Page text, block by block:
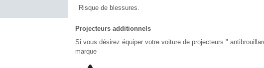
Risque de blessures.
Projecteurs additionnels
Si vous désirez équiper votre voiture de projecteurs "
marque